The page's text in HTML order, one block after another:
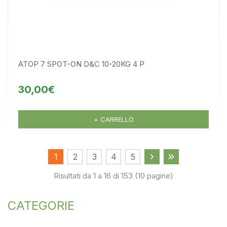
ATOP 7 SPOT-ON D&C 10-20KG 4 P
30,00€
+ CARRELLO
1 2 3 4 5
Risultati da 1 a 16 di 153 (10 pagine)
CATEGORIE